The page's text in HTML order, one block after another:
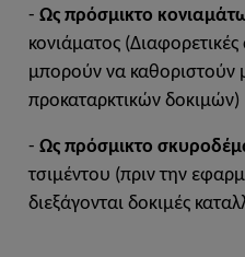
- Ως πρόσμικτο
κονιάματος
μπορούν να καθοριστούν
προκαταρκτικών δοκιμών)
- Ως πρόσμικτο
τσιμέντου (πριν την
διεξάγονται δοκιμές